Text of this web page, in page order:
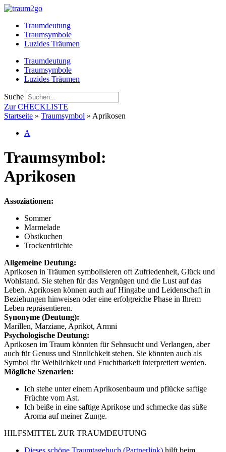
Zum
springenTraumdeutung
Traumsymbole
Luzides Träumen
Traumdeutung
Traumsymbole
Luzides Träumen
Suche
Zur CHECKLISTE
Startseite » Traumsymbol » Aprikosen
A
Traumsymbol:
Aprikosen
Assoziationen:
Sommer
Marmelade
Obstkuchen
Trockenfrüchte
Allgemeine Deutung:
Aprikosen in Träumen symbolisieren oft Zufriedenheit, Glück und
Wohlstand. Sie stehen für das Vergnügen und die Lust auf das
Leben. Aprikosen können auch auf Hingabe und Leidenschaft in
Beziehungen hinweisen oder eine erfolgreiche Phase in Ihrem
Leben repräsentieren.
Synonyme (Deutung):
Marillen, Marziane, Aprikot, Armni
Psychologische Deutung:
Aprikosen im Traum könnten für Sehnsucht und Verlangen, aber
auch für Genuss und Sinnlichkeit stehen. Sie könnten auch als
Symbol für Weiblichkeit und Fruchtbarkeit interpretiert werden.
Mögliche Szenarien:
Ich stehe unter einem Aprikosenbaum und pflücke saftige
Früchte vom Ast.
Ich beiße in eine saftige Aprikose und schmecke das süße
Aroma auf meiner Zunge.
HILFSMITTEL ZUR TRAUMDEUTUNG
Dieses schöne Traumtagebuch (Partnerlink) hilft beim